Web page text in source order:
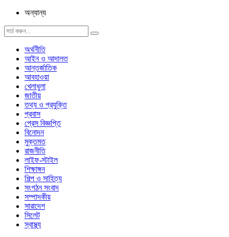
অন্যান্য
অর্থনীতি
আইন ও আদালত
আন্তর্জাতিক
আবহাওয়া
খেলাধুলা
জাতীয়
তথ্য ও প্রযুক্তি
প্রবাস
প্রেস বিজ্ঞপ্তি
বিনোদন
মুক্তমত
রাজনীতি
লাইফ-স্টাইল
শিক্ষাঙ্গন
শিল্প ও সাহিত্য
সংগঠন সংবাদ
সম্পাদকীয়
সারাদেশ
সিলেট
স্বাস্থ্য